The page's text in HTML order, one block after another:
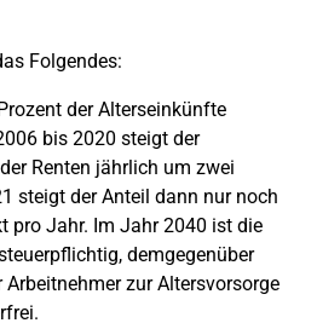
Folgendes:
der Alterseinkünfte
bis 2020 steigt der
Renten jährlich um zwei
steigt der Anteil dann nur noch
pro Jahr. Im Jahr 2040 ist die
demgegenüber
zur Altersvorsorge